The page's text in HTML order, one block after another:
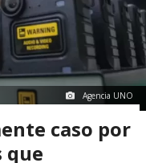
Agencia UNO
caso por
que